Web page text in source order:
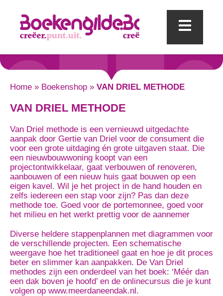
Home » Boekenshop » VAN DRIEL METHODE
VAN DRIEL METHODE
Van Driel methode is een vernieuwd uitgedachte
aanpak door Gertie van Driel voor de consument die
voor een grote uitdaging én grote uitgaven staat. Die
een nieuwbouwwoning koopt van een
projectontwikkelaar, gaat verbouwen of renoveren,
aanbouwen of een nieuw huis gaat bouwen op een
eigen kavel. Wil je het project in de hand houden en
zelfs iedereen een stap voor zijn? Pas dan deze
methode toe. Goed voor de portemonnee, goed voor
het milieu en het werkt prettig voor de aannemer
Diverse heldere stappenplannen met diagrammen voor
de verschillende projecten. Een schematische
weergave hoe het traditioneel gaat en hoe je dit proces
beter en slimmer kan aanpakken. De Van Driel
methodes zijn een onderdeel van het boek: ‘Méér dan
een dak boven je hoofd’ en de onlinecursus die je kunt
volgen op www.meerdaneendak.nl.